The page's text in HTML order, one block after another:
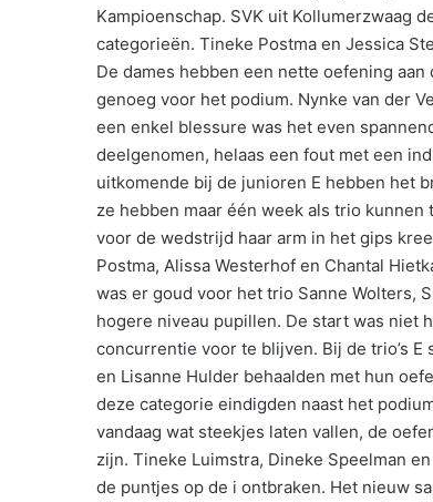
Kampioenschap. SVK uit Kollumerzwaag
categorieën. Tineke Postma en Jessica
De dames hebben een nette oefening
genoeg voor het podium. Nynke van der
een enkel blessure was het even
deelgenomen, helaas een fout met een
uitkomende bij de junioren E hebben het
ze hebben maar één week als trio
voor de wedstrijd haar arm in het gips
Postma, Alissa Westerhof en Chantal
was er goud voor het trio Sanne Wolters,
hogere niveau pupillen. De start was niet
concurrentie voor te blijven. Bij de trio’s
en Lisanne Hulder behaalden met hun
deze categorie eindigden naast het
vandaag wat steekjes laten vallen, de
zijn. Tineke Luimstra, Dineke Speelman
de puntjes op de i ontbraken. Het nieuw